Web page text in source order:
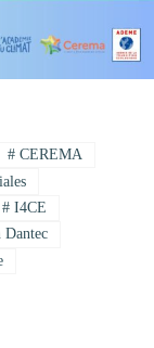
# CEREMA
# I4CE
Dantec